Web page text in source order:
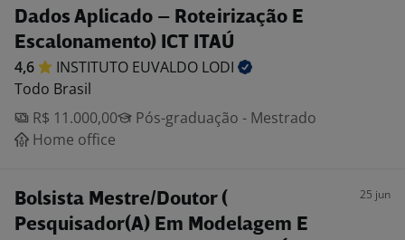
Dados Aplicado – Roteirização E
Escalonamento) ICT ITAÚ
4,6 INSTITUTO EUVALDO LODI
Todo Brasil
R$ 11.000,00
Pós-graduação - Mestrado
Home office
Bolsista Mestre/Doutor (
Pesquisador(A) Em Modelagem E
25 jun